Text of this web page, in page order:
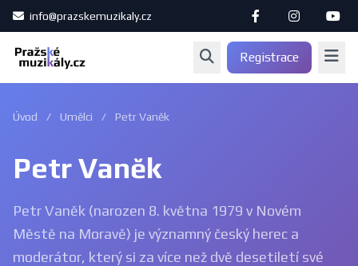
info@prazskemuzikaly.cz
Registrace
Úvod / Umělci / Petr Vaněk
Petr Vaněk
Petr Vaněk (narozen 8. května 1979 v Novém
Městě na Moravě) je významný český herec a
moderátor, který si za více než dvě desetiletí své